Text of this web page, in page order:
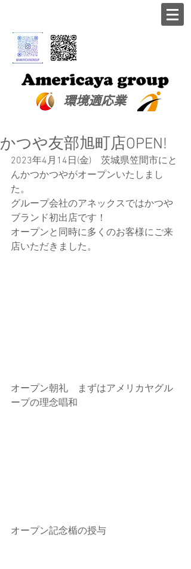
​環境適応業
かつや友部旭町店OPEN!
2023年4月14日(金)　茨城県笠間市にと
んかつかつやがオープンいたしまし
た。
グループ会社のアネックスではかつや
ブランド初出店です！
オープンと同時に多くのお客様にご来
店いただきました。
オープン朝礼　まずはアメリカヤグル
ープの理念唱和
オープン記念楯の授与